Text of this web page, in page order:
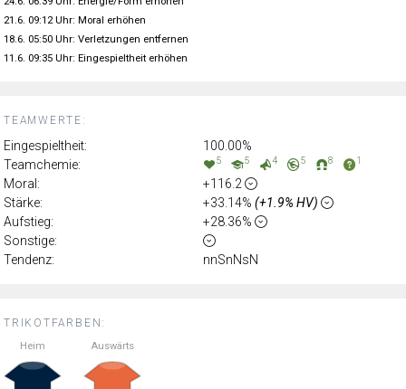
TRIKOTFARBEN:
Heim Auswärts
TEAMWERTE:
Eingespieltheit:
100.00%
Teamchemie:
5 5 4 5 8 1
Moral:
+116.2
Stärke:
+33.14% (+1.9% HV)
Aufstieg:
+28.36%
Sonstige:
Tendenz:
nnSnNsN
21.6. 09:12 Uhr: Moral erhöhen
18.6. 05:50 Uhr: Verletzungen entfernen
11.6. 09:35 Uhr: Eingespieltheit erhöhen